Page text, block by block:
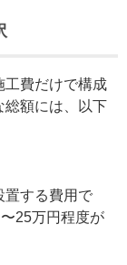
工費だけで構成
総額には、以下
置する費用で
25万円程度が